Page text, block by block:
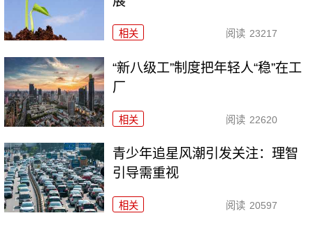
相关 阅读 23217
“新八级工”制度把年轻人“稳”在工
厂
相关 阅读 22620
青少年追星风潮引发关注：理智
引导需重视
相关 阅读 20597